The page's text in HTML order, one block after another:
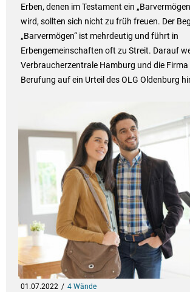
Erben, denen im Testament ein
wird, sollten sich nicht zu früh freuen. Der
„Barvermögen“ ist mehrdeutig und führt in
Erbengemeinschaften oft zu Streit. Darauf
Verbraucherzentrale Hamburg und die Firma
Berufung auf ein Urteil des OLG Oldenburg
01.07.2022 4 Wände